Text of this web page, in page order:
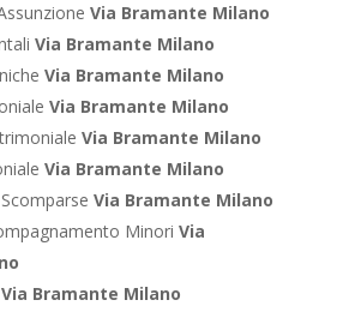
Via Bramante Milano
Via Bramante Milano
Via Bramante Milano
Via Bramante Milano
Via Bramante Milano
Via Bramante Milano
Via Bramante Milano
Minori Via
Via Bramante Milano